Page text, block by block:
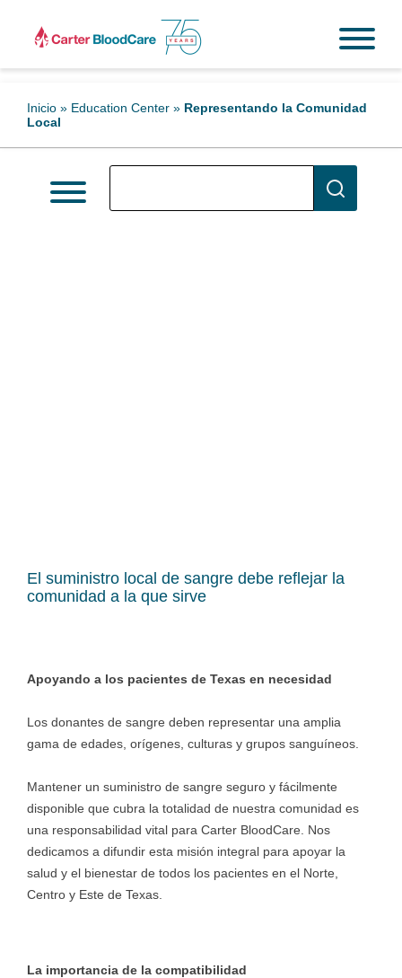
Inicio » Education Center » Representando la Comunidad
Local
El suministro local de sangre debe reflejar la
comunidad a la que sirve
Apoyando a los pacientes de Texas en necesidad
Los donantes de sangre deben representar una amplia
gama de edades, orígenes, culturas y grupos sanguíneos.
Mantener un suministro de sangre seguro y fácilmente
disponible que cubra la totalidad de nuestra comunidad es
una responsabilidad vital para Carter BloodCare. Nos
dedicamos a difundir esta misión integral para apoyar la
salud y el bienestar de todos los pacientes en el Norte,
Centro y Este de Texas.
La importancia de la compatibilidad